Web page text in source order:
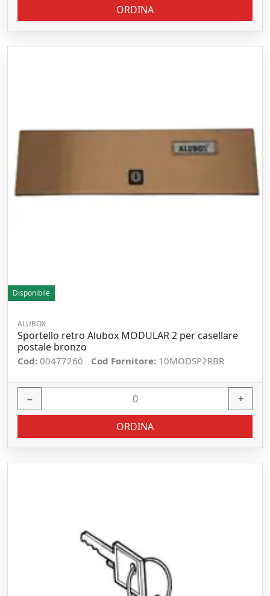
ORDINA
Disponibile
ALUBOX
Sportello retro Alubox MODULAR 2 per casellare
postale bronzo
Cod: 00477260 Cod Fornitore: 10MODSP2RBR
− +
ORDINA